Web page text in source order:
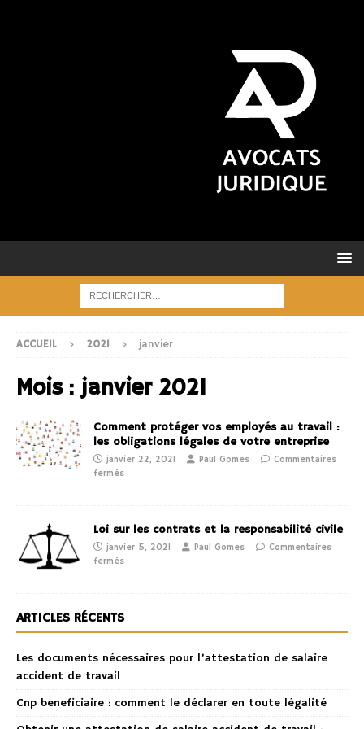
ACCUEIL 2021 janvier
Mois :janvier 2021
Comment protéger vos employés au travail :
les obligations légales de votre entreprise
janvier 22, 2021 Paul Gomes
Commentaires
fermés
Loi sur les contrats et la responsabilité civile
janvier 5, 2021 Paul Gomes
Commentaires
fermés
ARTICLES RÉCENTS
Les documents nécessaires pour l’attestation de salaire
accident de travail
Cnp beneficiaire : comment le déclarer en toute légalité